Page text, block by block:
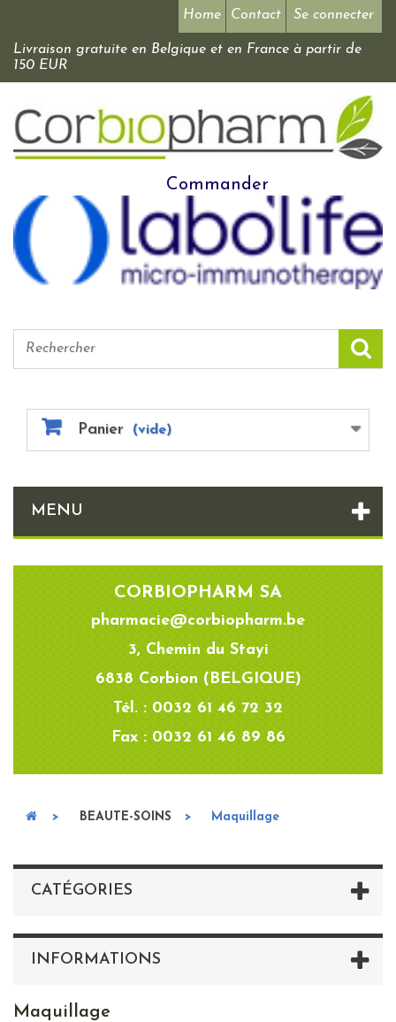
Se connecter
Home Contact
Livraison gratuite en Belgique et en France à partir de
150 EUR
Commander
Panier (vide)
MENU
CORBIOPHARM SA
pharmacie@corbiopharm.be
3, Chemin du Stayi
6838 Corbion (BELGIQUE)
Tél. : 0032 61 46 72 32
Fax : 0032 61 46 89 86
> BEAUTE-SOINS > Maquillage
CATÉGORIES
INFORMATIONS
Maquillage